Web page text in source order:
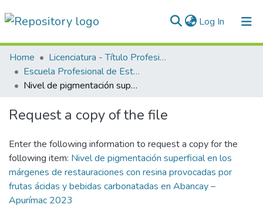
Log In (current)
Communities & Collections
All of DSpace
Normativas
Home
Licenciatura - Título Profesional
Escuela Profesional de Estomatología
Nivel de pigmentación superficial en los márgenes de restauraciones con resina provocadas por frutas ácidas y bebidas carbonatadas en Abancay – Apurímac 2023
Request a copy of the file
Enter the following information to request a copy for the
following item: Nivel de pigmentación superficial en los
márgenes de restauraciones con resina provocadas por
frutas ácidas y bebidas carbonatadas en Abancay –
Apurímac 2023